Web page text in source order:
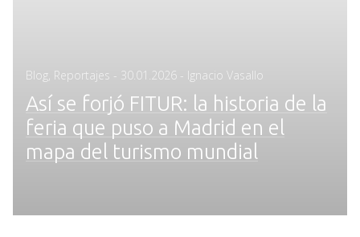
Blog Reportajes - Posted
30.01.2026 - Ignacio Vasallo
Así se forjó FITUR: la historia de la
feria que puso a Madrid en el
mapa del turismo mundial